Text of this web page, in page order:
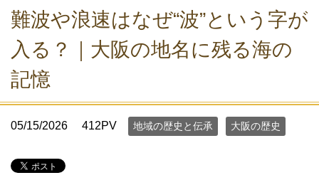
難波や浪速はなぜ“波”という字が
入る？｜大阪の地名に残る海の
記憶
05/15/2026 412PV 地域の歴史と伝承 大阪の歴史